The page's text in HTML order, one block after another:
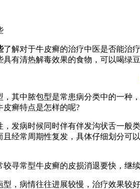
了解对于牛皮癣的治疗中医是否能治
有清热解毒效果的食物，可以喝绿
其中脓包型是常患病分类中的一种
癣特点是怎样的呢?
发病时候同时伴有伴发沟状舌一
经常周期性复发，具体仔细划分
寻常型牛皮癣的皮损消退要快，继
，病情往往进展较慢，治疗效果